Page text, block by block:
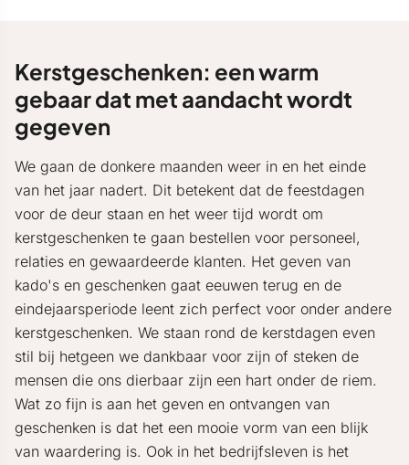
Kerstgeschenken: een warm
gebaar dat met aandacht wordt
gegeven
We gaan de donkere maanden weer in en het einde
van het jaar nadert. Dit betekent dat de feestdagen
voor de deur staan en het weer tijd wordt om
kerstgeschenken te gaan bestellen voor personeel,
relaties en gewaardeerde klanten. Het geven van
kado's en geschenken gaat eeuwen terug en de
eindejaarsperiode leent zich perfect voor onder andere
kerstgeschenken. We staan rond de kerstdagen even
stil bij hetgeen we dankbaar voor zijn of steken de
mensen die ons dierbaar zijn een hart onder de riem.
Wat zo fijn is aan het geven en ontvangen van
geschenken is dat het een mooie vorm van een blijk
van waardering is. Ook in het bedrijfsleven is het